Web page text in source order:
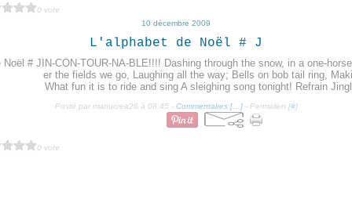
0 vote
10 décembre 2009
L'alphabet de Noël # J
IN-CON-TOUR-NA-BLE!!!! Dashing through the snow, in a one-
er the fields we go, Laughing all the way; Bells on bob tail ring,
What fun it is to ride and sing A sleighing song tonight! Refrain
Posté par manucrea26 à 08:45 - Commentaires [… ]- Permalien [#]
0 vote